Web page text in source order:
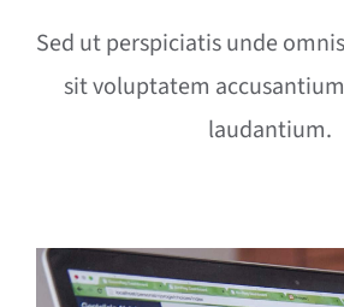
Sed ut perspiciatis unde
sit voluptatem
laudantium.